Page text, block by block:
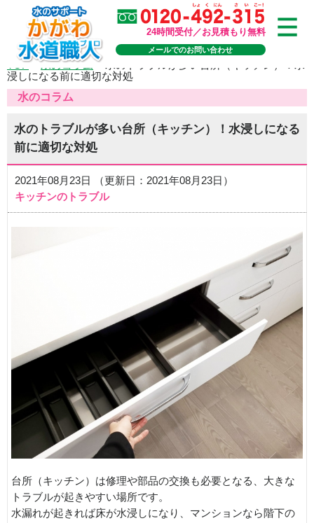
24時間受付／お見積もり無料
メールでのお問い合わせ
TOP>水のコラム >
浸しになる前に適切な対処
水のコラム
水のトラブルが多い台所（キッチン）！水浸しになる
前に適切な対処
2021年08月23日 （更新日：2021年08月23日）
キッチンのトラブル
台所（キッチン）は修理や部品の交換も必要となる、大きな
トラブルが起きやすい場所です。
水漏れが起きれば床が水浸しになり、マンションなら階下の